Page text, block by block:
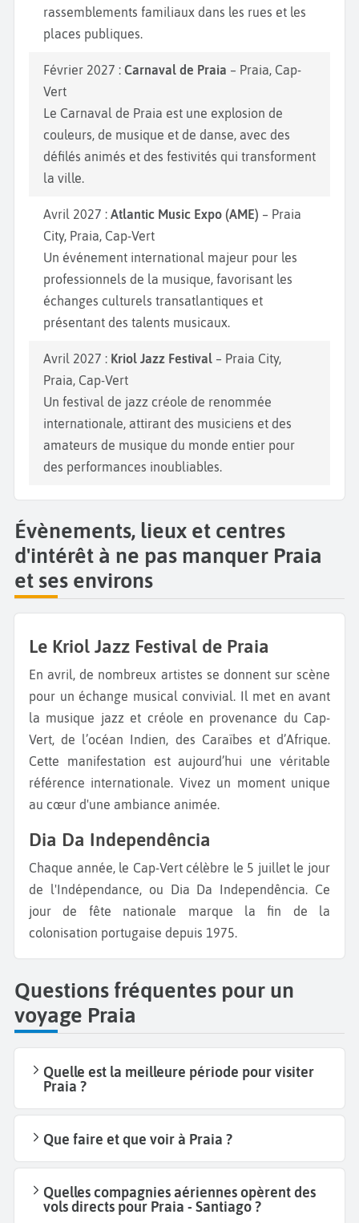
rassemblements familiaux dans les rues et les
places publiques.
Février 2027 : Carnaval de Praia – Praia, Cap-
Vert
Le Carnaval de Praia est une explosion de
couleurs, de musique et de danse, avec des
défilés animés et des festivités qui transforment
la ville.
Avril 2027 : Atlantic Music Expo (AME) – Praia
City, Praia, Cap-Vert
Un événement international majeur pour les
professionnels de la musique, favorisant les
échanges culturels transatlantiques et
présentant des talents musicaux.
Avril 2027 : Kriol Jazz Festival – Praia City,
Praia, Cap-Vert
Un festival de jazz créole de renommée
internationale, attirant des musiciens et des
amateurs de musique du monde entier pour
des performances inoubliables.
Évènements, lieux et centres
d'intérêt à ne pas manquer Praia
et ses environs
Le Kriol Jazz Festival de Praia
En avril, de nombreux artistes se donnent sur scène
pour un échange musical convivial. Il met en avant
la musique jazz et créole en provenance du Cap-
Vert, de l’océan Indien, des Caraïbes et d’Afrique.
Cette manifestation est aujourd’hui une véritable
référence internationale. Vivez un moment unique
au cœur d'une ambiance animée.
Dia Da Independência
Chaque année, le Cap-Vert célèbre le 5 juillet le jour
de l'Indépendance, ou Dia Da Independência. Ce
jour de fête nationale marque la fin de la
colonisation portugaise depuis 1975.
Questions fréquentes pour un
voyage Praia
Quelle est la meilleure période pour visiter
Praia ?
Que faire et que voir à Praia ?
Quelles compagnies aériennes opèrent des
vols directs pour Praia - Santiago ?